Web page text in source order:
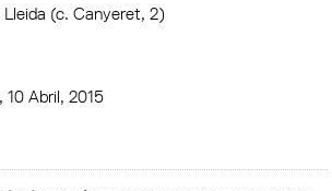
(c. Canyeret, 2)
10 Abril, 2015